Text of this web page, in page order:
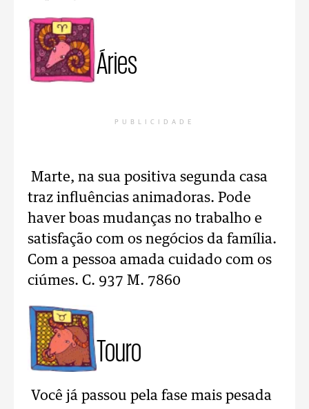
Áries
PUBLICIDADE
Marte, na sua positiva segunda casa
traz influências animadoras. Pode
haver boas mudanças no trabalho e
satisfação com os negócios da família.
Com a pessoa amada cuidado com os
ciúmes. C. 937 M. 7860
Touro
Você já passou pela fase mais pesada